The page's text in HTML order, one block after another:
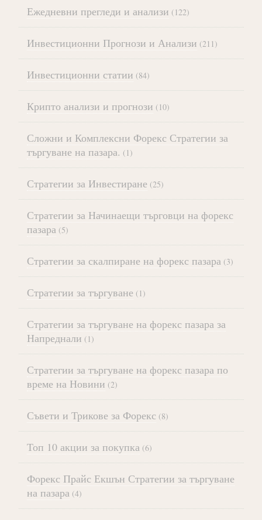
Ежедневни прегледи и анализи (122)
Инвестиционни Прогнози и Анализи (211)
Инвестиционни статии (84)
Крипто анализи и прогнози (10)
Сложни и Комплексни Форекс Стратегии за
търгуване на пазара. (1)
Стратегии за Инвестиране (25)
Стратегии за Начинаещи търговци на форекс
пазара (5)
Стратегии за скалпиране на форекс пазара (3)
Стратегии за търгуване (1)
Стратегии за търгуване на форекс пазара за
Напреднали (1)
Стратегии за търгуване на форекс пазара по
време на Новини (2)
Съвети и Трикове за Форекс (8)
Топ 10 акции за покупка (6)
Форекс Прайс Екшън Стратегии за търгуване
на пазара (4)